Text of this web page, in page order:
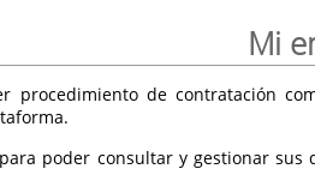
Mi
procedimiento de contratación
poder consultar y gestionar sus